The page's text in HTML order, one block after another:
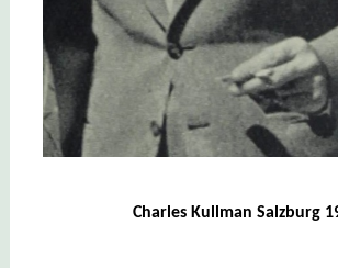
Charles Kullman Salzburg